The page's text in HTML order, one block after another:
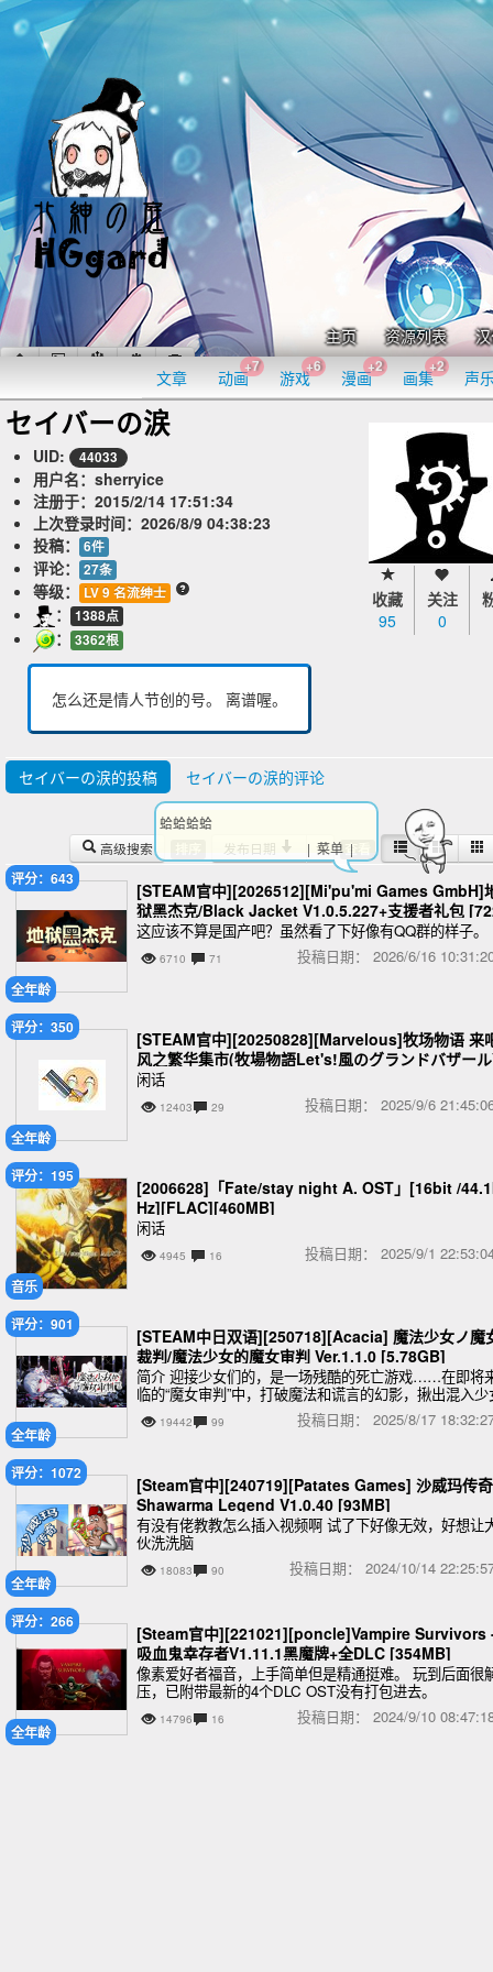
主页 资源列表
文章 动画
+7
游戏
+6
漫画
+2
画集
+2
声
收藏
95
关注
0
セイバーの涙
UID: 44033
用户名：sherryice
注册于： 2015/2/14 17:51:34
上次登录时间： 2026/8/9 04:38:23
投稿：
6件
评论： 27条
等级： LV 9 名流绅士
： 1388点
： 3362根
怎么还是情人节创的号。 离谱喔。
セイバーの涙的投稿 セイバーの涙的评论
高级搜索 排序 发布日期 查看
全年龄
评分：643
[STEAM官中][2026512][Mi'pu'mi Games GmbH]
狱黑杰克/Black Jacket V1.0.5.227+支援者礼包
MB]
这应该不算是国产吧？虽然看了下好像有QQ群的样子。
6710 71 投稿日期： 2026/6/16
全年龄
评分：350
[STEAM官中][20250828][Marvelous]牧场物语 来
风之繁华集市(牧場物語Let's!風のグランドバザー
V1.0.3 全DLC [7.7GB]
闲话
12403 29 投稿日期： 2025/9/6
音乐
评分：195
[2006628]「Fate/stay night A. OST」[16bit /
Hz][FLAC][460MB]
闲话
4945 16 投稿日期： 2025/9/1
全年龄
评分：901
[STEAM中日双语][250718][Acacia] 魔法少女ノ魔
裁判/魔法少女的魔女审判 Ver.1.1.0 [5.78GB]
简介 迎接少女们的，是一场残酷的死亡游戏……在即将
临的“魔女审判”中，打破魔法和谎言的幻影，揪出混入少
之中的“魔女”吧。这部最新的魔法辩论×悬疑ADV作品，
日本原创品牌“Acacia”为您呈献
19442 99 投稿日期： 2025/8/17
全年龄
评分：1072
[Steam官中][240719][Patates Games] 沙威玛传
Shawarma Legend V1.0.40 [93MB]
有没有佬教教怎么插入视频啊 试了下好像无效，好想让
伙洗洗脑
18083 90 投稿日期： 2024/10/14
全年龄
评分：266
[Steam官中][221021][poncle]Vampire Survivors
吸血鬼幸存者V1.11.1黑魔牌+全DLC [354MB]
像素爱好者福音，上手简单但是精通挺难。 玩到后面很
压，已附带最新的4个DLC OST没有打包进去。
14796 16 投稿日期： 2024/9/10
小撸怡情，
| 菜单 |